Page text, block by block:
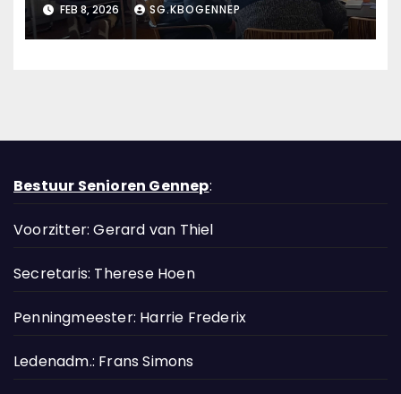
FEB 8, 2026 SG.KBOGENNEP
Bestuur Senioren Gennep:
Voorzitter: Gerard van Thiel
Secretaris: Therese Hoen
Penningmeester: Harrie Frederix
Ledenadm.: Frans Simons